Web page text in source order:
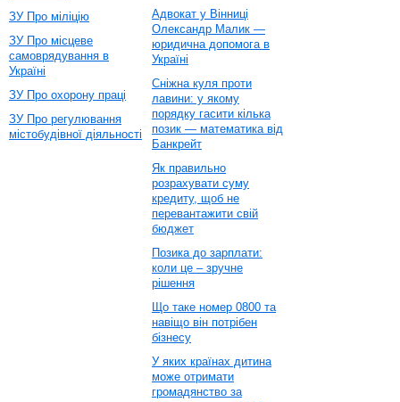
ЗУ Про міліцію
ЗУ Про місцеве
самоврядування в
Україні
ЗУ Про охорону праці
ЗУ Про регулювання
містобудівної діяльності
Адвокат у Вінниці
Олександр Малик —
юридична допомога в
Україні
Сніжна куля проти
лавини: у якому
порядку гасити кілька
позик — математика від
Банкрейт
Як правильно
розрахувати суму
кредиту, щоб не
перевантажити свій
бюджет
Позика до зарплати:
коли це – зручне
рішення
Що таке номер 0800 та
навіщо він потрібен
бізнесу
У яких країнах дитина
може отримати
громадянство за